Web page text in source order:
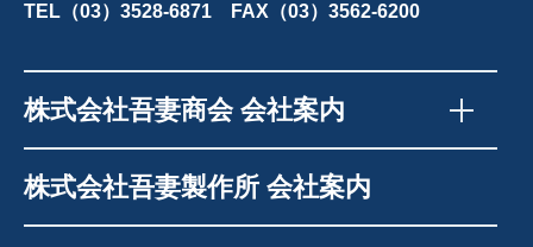
TEL（03）3528-6871 FAX（03）3562-6200
株式会社吾妻商会 会社案内
株式会社吾妻製作所 会社案内